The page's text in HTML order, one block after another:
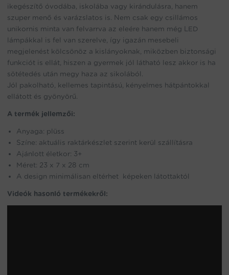
7
x
28
(FX)
(BBLPJ)
mennyiség
ikegészítő óvodába, iskolába vagy kirándulásra, hanem
szuper menő és varázslatos is. Nem csak egy csillámos
unikornis minta van felvarrva az eleére hanem még LED
lámpákkal is fel van szerelve, így igazán mesebeli
megjelenést kölcsönöz a kislányoknak, miközben biztonsági
funkciót is ellát, hiszen a gyermek jól látható lesz akkor is ha
sötétedés után megy haza az sikolából.
Jól pakolható, kellemes tapintású, kényelmes hátpántokkal
ellátott és gyönyörű.
A termék jellemzői:
Anyaga: plüss
Színe: aktuális raktárkészlet szerint kerül szállításra
Ajánlott életkor: 3+
Méret: 23 x 7 x 28 cm
A design minimálisan eltérhet képeken látottaktól
Videók hasonló termékekről: